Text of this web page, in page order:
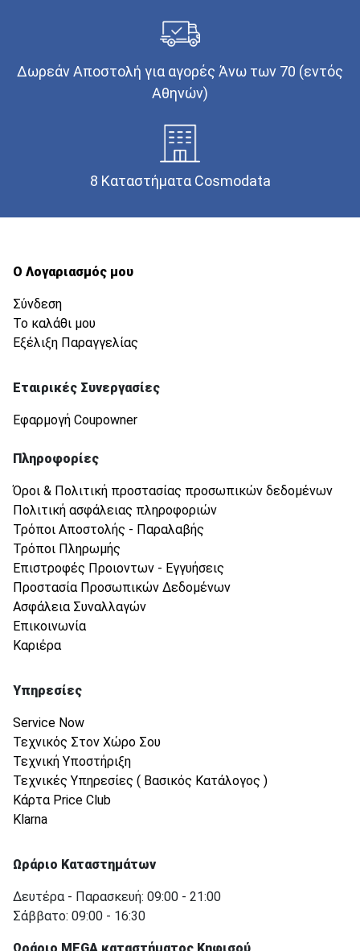
Δωρεάν Αποστολή για αγορές Άνω των 70 (εντός
Αθηνών)
8 Καταστήματα Cosmodata
Ο Λογαριασμός μου
Σύνδεση
Το καλάθι μου
Εξέλιξη Παραγγελίας
Εταιρικές Συνεργασίες
Εφαρμογή Coupowner
Πληροφορίες
Όροι & Πολιτική προστασίας προσωπικών δεδομένων
Πολιτική ασφάλειας πληροφοριών
Τρόποι Αποστολής - Παραλαβής
Τρόποι Πληρωμής
Επιστροφές Προιοντων - Εγγυήσεις
Προστασία Προσωπικών Δεδομένων
Ασφάλεια Συναλλαγών
Επικοινωνία
Καριέρα
Υπηρεσίες
Service Now
Τεχνικός Στον Χώρο Σου
Τεχνική Υποστήριξη
Τεχνικές Υπηρεσίες ( Βασικός Κατάλογος )
Κάρτα Price Club
Klarna
Ωράριο Καταστημάτων
Δευτέρα - Παρασκευή: 09:00 - 21:00
Σάββατο: 09:00 - 16:30